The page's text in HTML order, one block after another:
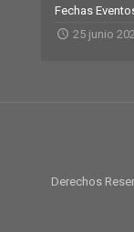
Fechas
25 junio
Derechos